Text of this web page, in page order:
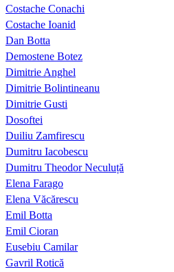
Costache Conachi
Costache Ioanid
Dan Botta
Demostene Botez
Dimitrie Anghel
Dimitrie Bolintineanu
Dimitrie Gusti
Dosoftei
Duiliu Zamfirescu
Dumitru Iacobescu
Dumitru Theodor Neculuță
Elena Farago
Elena Văcărescu
Emil Botta
Emil Cioran
Eusebiu Camilar
Gavril Rotică